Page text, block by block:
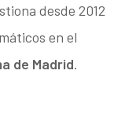
desde 2012
en el
de Madrid.